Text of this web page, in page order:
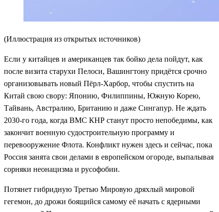
(Иллюстрация из открытых источников)
Если у китайцев и американцев так бойко дела пойдут, как
после визита старухи Пелоси, Вашингтону придётся срочно
организовывать новый Пёрл-Харбор, чтобы спустить на
Китай свою свору: Японию, Филиппины, Южную Корею,
Тайвань, Австралию, Британию и даже Сингапур. Не ждать
2030-го года, когда ВМС КНР станут просто непобедимы, как
закончит военную судостроительную программу и
перевооружение Флота. Конфликт нужен здесь и сейчас, пока
Россия занята свои делами в европейском огороде, выпалывая
сорняки неонацизма и русофобии.
Потянет гибридную Третью Мировую дряхлый мировой
гегемон, до дрожи боящийся самому её начать с ядерными